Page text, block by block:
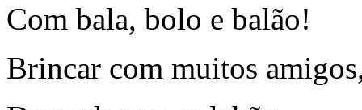
Com bala, bolo e balão!
Brincar com muitos